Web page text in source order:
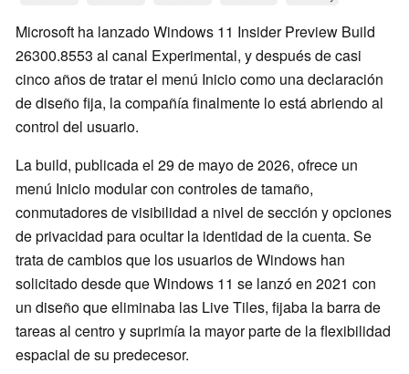
Microsoft ha lanzado Windows 11 Insider Preview Build
26300.8553 al canal Experimental, y después de casi
cinco años de tratar el menú Inicio como una declaración
de diseño fija, la compañía finalmente lo está abriendo al
control del usuario.
La build, publicada el 29 de mayo de 2026, ofrece un
menú Inicio modular con controles de tamaño,
conmutadores de visibilidad a nivel de sección y opciones
de privacidad para ocultar la identidad de la cuenta. Se
trata de cambios que los usuarios de Windows han
solicitado desde que Windows 11 se lanzó en 2021 con
un diseño que eliminaba las Live Tiles, fijaba la barra de
tareas al centro y suprimía la mayor parte de la flexibilidad
espacial de su predecesor.